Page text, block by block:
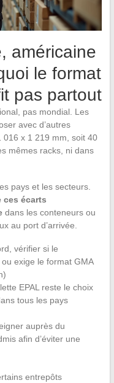
américaine
le format
pas partout
pas mondial. Les
avec d’autres
x 1 219 mm, soit 40
mêmes racks, ni dans
pays et les secteurs.
écarts
dans les conteneurs ou
au port d’arrivée.
vérifier si le
exige le format GMA
EPAL reste le choix
tous les pays
auprès du
afin d’éviter une
entrepôts